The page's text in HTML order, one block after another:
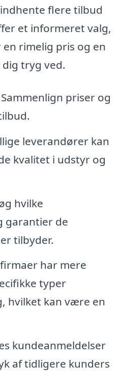
flere tilbud
et informeret valg,
rimelig pris og en
tryg ved.
Sammenlign priser og
leverandører kan
kvalitet i udstyr og
hvilke
garantier de
tilbyder.
har mere
typer
hvilket kan være en
kundeanmeldelser
af tidligere kunders